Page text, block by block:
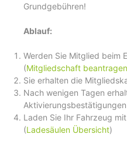
Grundgebühren!
Ablauf:
Werden Sie Mitglied beim
(Mitgliedschaft beantragen
Sie erhalten die
Nach wenigen Tagen
Laden Sie Ihr Fahrzeug
(Ladesäulen Übersicht)